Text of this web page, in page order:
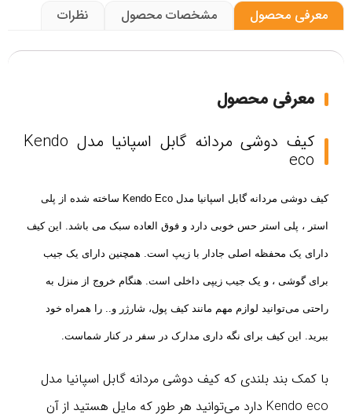
معرفی محصول مشخصات محصول نظرات
معرفی محصول
کیف دوشی مردانه گابل اسپانیا مدل Kendo
eco
کیف دوشی مردانه گابل اسپانیا مدل Kendo Eco ساخته شده از پلی
استر ، پلی استر حس خوبی دارد و فوق العاده سبک می باشد. این کیف
دارای یک محفظه اصلی جادار با زیپ است. همچنین دارای یک جیب
برای گوشی ، و یک جیب زیپی داخلی است. هنگام خروج از منزل به
راحتی می‌توانید لوازم مهم مانند کیف پول، شارژر و.. را همراه خود
ببرید. این کیف برای نگه داری مدارک در سفر در کنار شماست.
با کمک بند بلندی که کیف دوشی مردانه گابل اسپانیا مدل
Kendo eco دارد می‌توانید هر طور که مایل هستید از آن